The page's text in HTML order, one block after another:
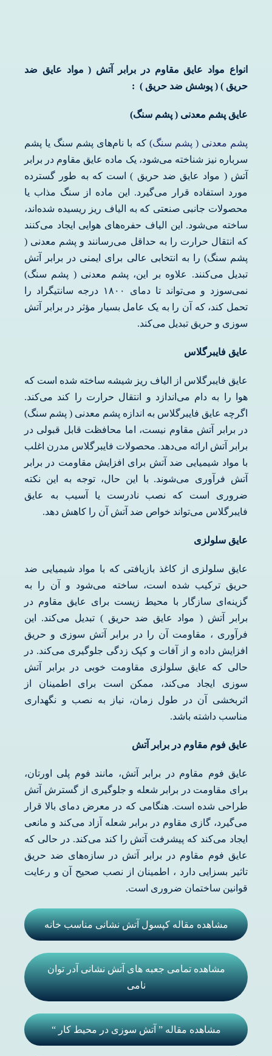
انواع مواد عایق مقاوم در برابر آتش ( مواد عایق ضد
حریق ) ( پوشش ضد حریق ) :
عایق پشم معدنی ( پشم سنگ)
پشم معدنی ( پشم سنگ) که با نام‌های پشم سنگ یا پشم
سرباره نیز شناخته می‌شود، یک ماده عایق مقاوم در برابر
آتش ( مواد عایق ضد حریق ) است که به طور گسترده
مورد استفاده قرار می‌گیرد. این ماده از سنگ مذاب یا
محصولات جانبی صنعتی که به الیاف ریز ریسیده شده‌اند،
ساخته می‌شود. این الیاف حفره‌های هوایی ایجاد می‌کنند
که انتقال حرارت را به حداقل می‌رسانند و پشم معدنی (
پشم سنگ) را به انتخابی عالی برای ایمنی در برابر آتش
تبدیل می‌کنند. علاوه بر این، پشم معدنی ( پشم سنگ)
نمی‌سوزد و می‌تواند تا دمای ۱۸۰۰ درجه سانتیگراد را
تحمل کند، که آن را به یک عامل بسیار مؤثر در برابر آتش
سوزی و حریق تبدیل می‌کند.
عایق فایبرگلاس
عایق فایبرگلاس از الیاف ریز شیشه ساخته شده است که
هوا را به دام می‌اندازد و انتقال حرارت را کند می‌کند.
اگرچه عایق فایبرگلاس به اندازه پشم معدنی ( پشم سنگ)
در برابر آتش مقاوم نیست، اما محافظت قابل قبولی در
برابر آتش ارائه می‌دهد. محصولات فایبرگلاس مدرن اغلب
با مواد شیمیایی ضد آتش برای افزایش مقاومت در برابر
آتش فرآوری می‌شوند. با این حال، توجه به این نکته
ضروری است که نصب نادرست یا آسیب به عایق
فایبرگلاس می‌تواند خواص ضد آتش آن را کاهش دهد.
عایق سلولزی
عایق سلولزی از کاغذ بازیافتی که با مواد شیمیایی ضد
حریق ترکیب شده است، ساخته می‌شود و آن را به
گزینه‌ای سازگار با محیط زیست برای عایق مقاوم در
برابر آتش ( مواد عایق ضد حریق ) تبدیل می‌کند. این
فرآوری ، مقاومت آن را در برابر آتش سوزی و حریق
افزایش داده و از آفات و کپک زدگی جلوگیری می‌کند. در
حالی که عایق سلولزی مقاومت خوبی در برابر آتش
سوزی ایجاد می‌کند، ممکن است برای اطمینان از
اثربخشی آن در طول زمان، نیاز به نصب و نگهداری
مناسب داشته باشد.
عایق فوم مقاوم در برابر آتش
عایق فوم مقاوم در برابر آتش، مانند فوم پلی اورتان،
برای مقاومت در برابر شعله و جلوگیری از گسترش آتش
طراحی شده است. هنگامی که در معرض دمای بالا قرار
می‌گیرد، گازی مقاوم در برابر شعله آزاد می‌کند و مانعی
ایجاد می‌کند که پیشرفت آتش را کند می‌کند. در حالی که
عایق فوم مقاوم در برابر آتش در سازه‌های ضد حریق
تاثیر بسزایی دارد ، اطمینان از نصب صحیح آن و رعایت
قوانین ساختمان ضروری است.
مشاهده مقاله کپسول آتش نشانی مناسب خانه
مشاهده تمامی جعبه های آتش نشانی آدر توان
نامی
مشاهده مقاله ” آتش سوزی در محیط کار “